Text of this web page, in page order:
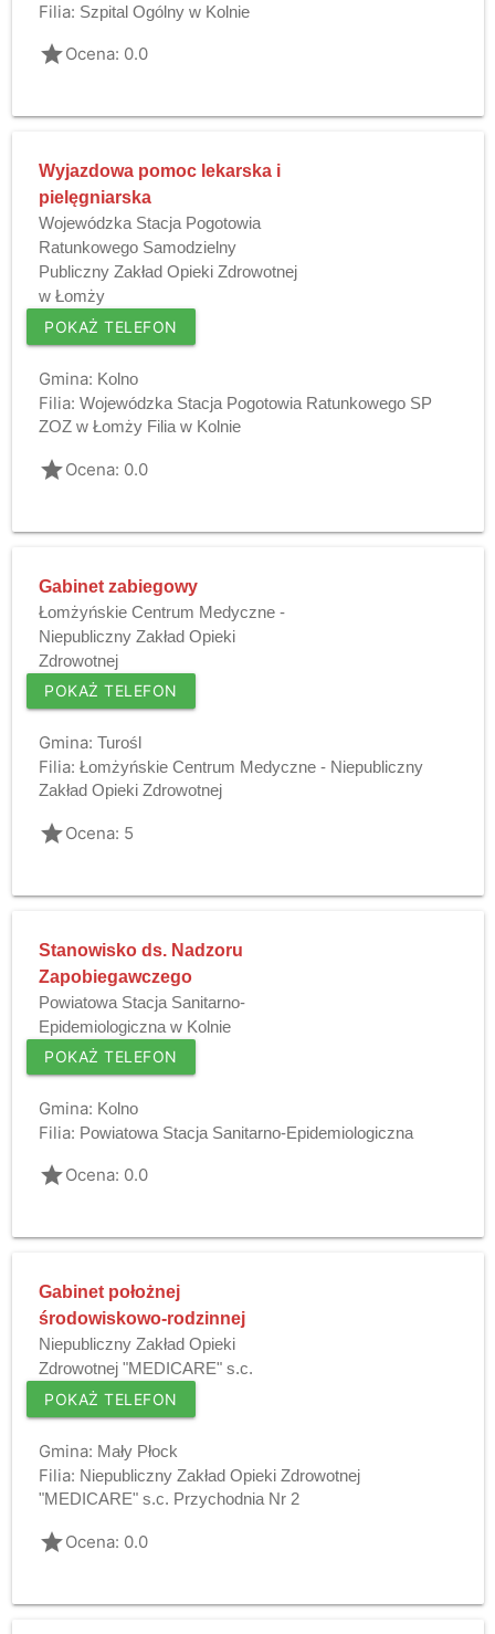
Filia: Szpital Ogólny w Kolnie
gradeOcena: 0.0
Wyjazdowa pomoc lekarska i
pielęgniarska
Wojewódzka Stacja Pogotowia
Ratunkowego Samodzielny
Publiczny Zakład Opieki Zdrowotnej
w Łomży
POKAŻ TELEFON
Gmina: Kolno
Filia: Wojewódzka Stacja Pogotowia Ratunkowego SP
ZOZ w Łomży Filia w Kolnie
gradeOcena: 0.0
Gabinet zabiegowy
Łomżyńskie Centrum Medyczne -
Niepubliczny Zakład Opieki
Zdrowotnej
POKAŻ TELEFON
Gmina: Turośl
Filia: Łomżyńskie Centrum Medyczne - Niepubliczny
Zakład Opieki Zdrowotnej
gradeOcena: 5
Stanowisko ds. Nadzoru
Zapobiegawczego
Powiatowa Stacja Sanitarno-
Epidemiologiczna w Kolnie
POKAŻ TELEFON
Gmina: Kolno
Filia: Powiatowa Stacja Sanitarno-Epidemiologiczna
gradeOcena: 0.0
Gabinet położnej
środowiskowo-rodzinnej
Niepubliczny Zakład Opieki
Zdrowotnej "MEDICARE" s.c.
POKAŻ TELEFON
Gmina: Mały Płock
Filia: Niepubliczny Zakład Opieki Zdrowotnej
"MEDICARE" s.c. Przychodnia Nr 2
gradeOcena: 0.0